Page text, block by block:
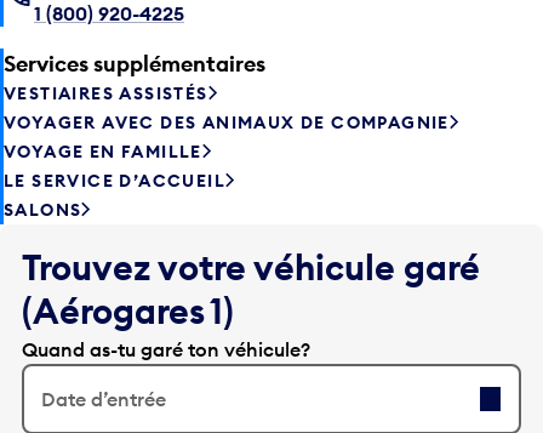
1 (800) 920-4225
Services supplémentaires
VESTIAIRES ASSISTÉS
VOYAGER AVEC DES ANIMAUX DE COMPAGNIE
VOYAGE EN FAMILLE
LE SERVICE D’ACCUEIL
SALONS
Trouvez votre véhicule garé
(Aérogares 1)
Quand as-tu garé ton véhicule?
Date d’entrée